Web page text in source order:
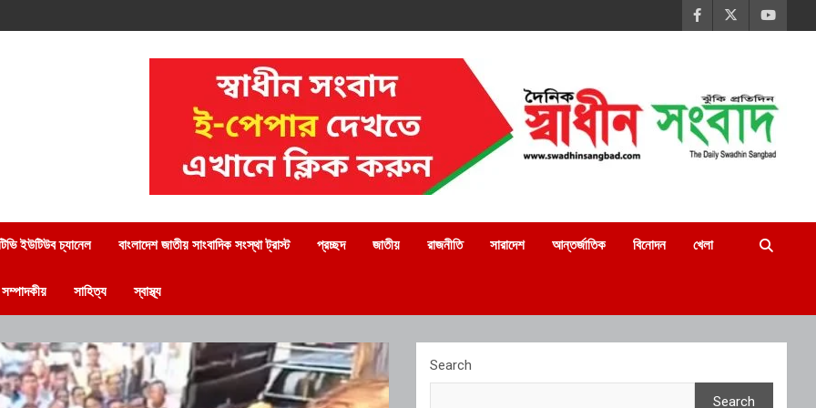
ইউটিউব চ্যানেল বাংলাদেশ জাতীয় সাংবাদিক সংস্থা ট্রাস্ট প্রচ্ছদ জাতীয় রাজনীতি সারাদেশ আন্তর্জাতিক বিনোদন খেলা
সম্পাদকীয় সাহিত্য স্বাস্থ্য
Search
Search